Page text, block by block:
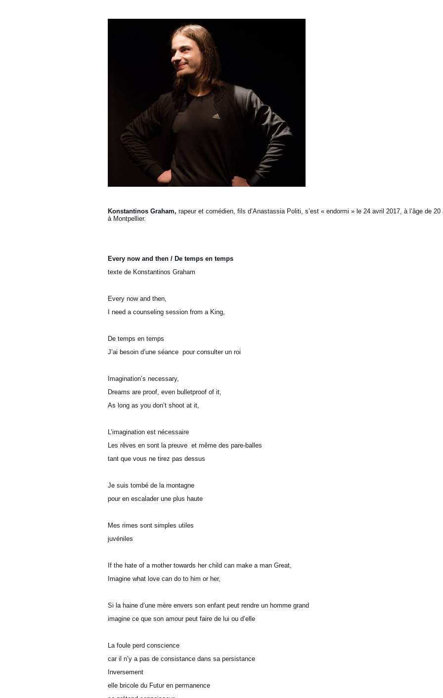
Konstantinos Graham, rapeur et comédien, fils d’Anastassia Politi, s’est « endormi » le 24 avril 2017, à l’âge de 20
à Montpellier.
Every now and then / De temps en temps
texte de Konstantinos Graham
Every now and then,
I need a counseling session from a King,
De temps en temps
J’ai besoin d’une séance pour consulter un roi
Imagination’s necessary,
Dreams are proof, even bulletproof of it,
As long as you don’t shoot at it,
L’imagination est nécessaire
Les rêves en sont la preuve et même des pare-balles
tant que vous ne tirez pas dessus
Je suis tombé de la montagne
pour en escalader une plus haute
Mes rimes sont simples utiles
juvéniles
If the hate of a mother towards her child can make a man Great,
Imagine what love can do to him or her,
Si la haine d’une mère envers son enfant peut rendre un homme grand
imagine ce que son amour peut faire de lui ou d’elle
La foule perd conscience
car il n’y a pas de consistance dans sa persistance
Inversement
elle bricole du Futur en permanence